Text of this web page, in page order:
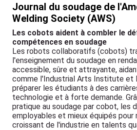
Journal du soudage de
Welding Society (AWS)
Les cobots aident à combler le
compétences en soudage
Les robots collaboratifs (cobots)
l'enseignement du soudage en
accessible, sûre et attrayante,
comme l'Industrial Arts Institute et
préparer les étudiants à des
technologie et à forte demande.
pratique au soudage par cobot, les
employables et mieux équipés pour
croissant de l'industrie en talents